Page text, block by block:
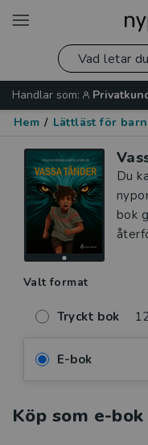
Handlar som:
Hem / Lättläst för
Du
bok
Valt format
Tryckt bok
E-bok
Köp som e-bok